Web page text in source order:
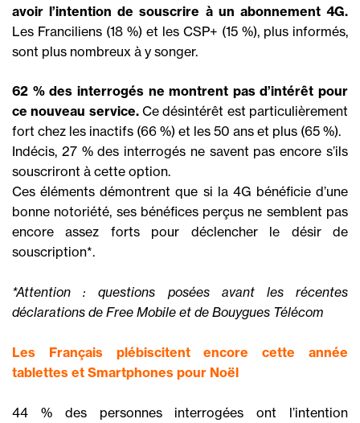
avoir l’intention de souscrire à un abonnement 4G.
Les Franciliens (18 %) et les CSP+ (15 %), plus informés,
sont plus nombreux à y songer.
62 % des interrogés ne montrent pas d’intérêt pour
ce nouveau service.Ce désintérêt est particulièrement
fort chez les inactifs (66 %) et les 50 ans et plus (65 %).
Indécis, 27 % des interrogés ne savent pas encore s’ils
souscriront à cette option.
Ces éléments démontrent que si la 4G bénéficie d’une
bonne notoriété, ses bénéfices perçus ne semblent pas
encore assez forts pour déclencher le désir de
souscription*.
*Attention : questions posées avant les récentes
déclarations de Free Mobile et de Bouygues Télécom
Les Français plébiscitent encore cette année
tablettes et Smartphones pour Noël
44 % des personnes interrogées ont l’intention